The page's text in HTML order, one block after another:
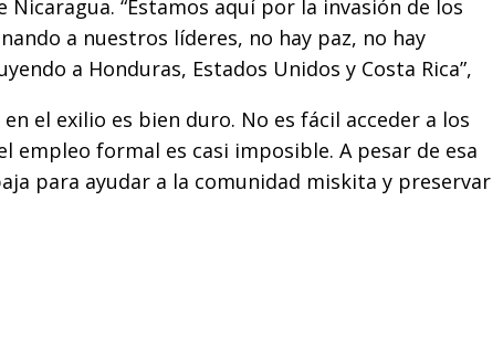
“Estamos aquí por la invasión de los
a nuestros líderes, no hay paz, no hay
a Honduras, Estados Unidos y Costa Rica”,
el exilio es bien duro. No es fácil acceder a los
empleo formal es casi imposible. A pesar de esa
para ayudar a la comunidad miskita y preservar